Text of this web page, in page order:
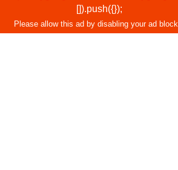
[]).push({});